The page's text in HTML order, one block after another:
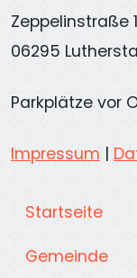
Zeppelinstraße
06295
Parkplätze vor
Impressum |
Startseite
Gemeinde